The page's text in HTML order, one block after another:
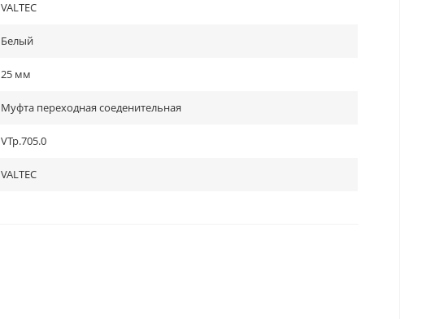
VALTEC
Белый
25 мм
Муфта переходная соеденительная
VTp.705.0
VALTEC